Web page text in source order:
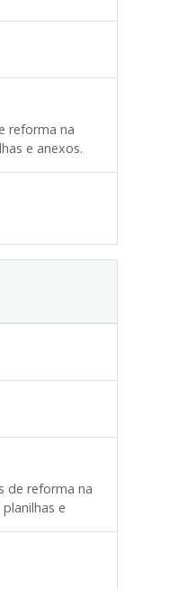
reforma na
e anexos.
de reforma na
e